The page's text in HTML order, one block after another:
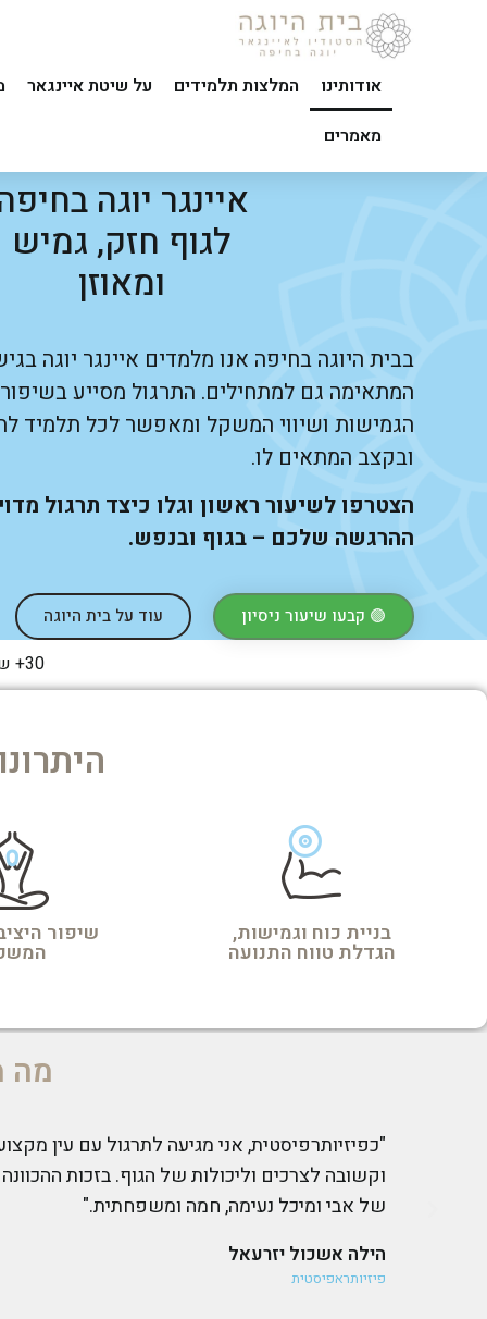
אודותינו המלצות תלמידים על שיטת איינגאר
מאמרים
איינגר יוגה
לגוף חזק, גמיש
ומאוזן
בבית היוגה בחיפה אנו מלמדים איינגר יוגה
המתאימה גם למתחילים. התרגול מסייע
הגמישות ושיווי המשקל ומאפשר לכל תלמיד
ובקצב המתאים לו.
הצטרפו לשיעור ראשון וגלו כיצד תרגול
ההרגשה שלכם – בגוף ובנפש.
🟢 קבעו שיעור ניסיון עוד על בית היוגה
30+ שנות ניסיון | מאות תלמידים | מורים מוסמכים
בניית כוח וגמישות,
הגדלת טווח התנועה
שיפור
מה
"כמעט 20 שנה אני מתרגל יוגה איינגאר
עושה ריסטרט לכל הגוף."
רופא שיניים